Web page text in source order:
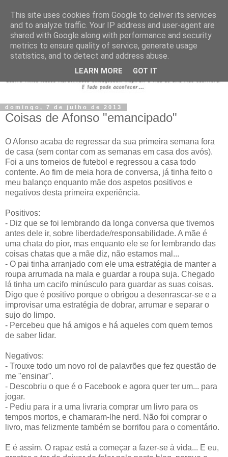
domingo, 7 de julho de 2013
Coisas de Afonso "emancipado"
O Afonso acaba de regressar da sua primeira semana fora
de casa (sem contar com as semanas em casa dos avós).
Foi a uns torneios de futebol e regressou a casa todo
contente. Ao fim de meia hora de conversa, já tinha feito o
meu balanço enquanto mãe dos aspetos positivos e
negativos desta primeira experiência.
Positivos:
- Diz que se foi lembrando da longa conversa que tivemos
antes dele ir, sobre liberdade/responsabilidade. A mãe é
uma chata do pior, mas enquanto ele se for lembrando das
coisas chatas que a mãe diz, não estamos mal...
- O pai tinha arranjado com ele uma estratégia de manter a
roupa arrumada na mala e guardar a roupa suja. Chegado
lá tinha um cacifo minúsculo para guardar as suas coisas.
Digo que é positivo porque o obrigou a desenrascar-se e a
improvisar uma estratégia de dobrar, arrumar e separar o
sujo do limpo.
- Percebeu que há amigos e há aqueles com quem temos
de saber lidar.
Negativos:
- Trouxe todo um novo rol de palavrões que fez questão de
me "ensinar".
- Descobriu o que é o Facebook e agora quer ter um... para
jogar.
- Pediu para ir a uma livraria comprar um livro para os
tempos mortos, e chamaram-lhe nerd. Não foi comprar o
livro, mas felizmente também se borrifou para o comentário.
E é assim. O rapaz está a começar a fazer-se à vida... E eu,
This site uses cookies from Google to deliver its services
and to analyze traffic. Your IP address and user-agent are
shared with Google along with performance and security
metrics to ensure quality of service, generate usage
statistics, and to detect and address abuse.
LEARN MORE GOT IT